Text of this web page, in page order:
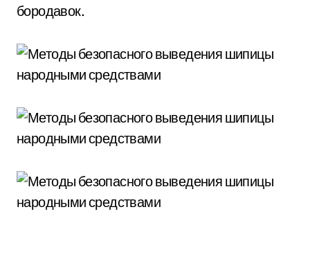
бородавок.